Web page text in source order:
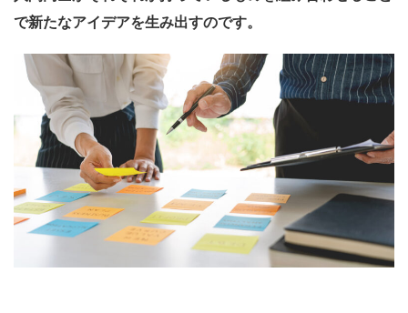
で新たなアイデアを生み出すのです。